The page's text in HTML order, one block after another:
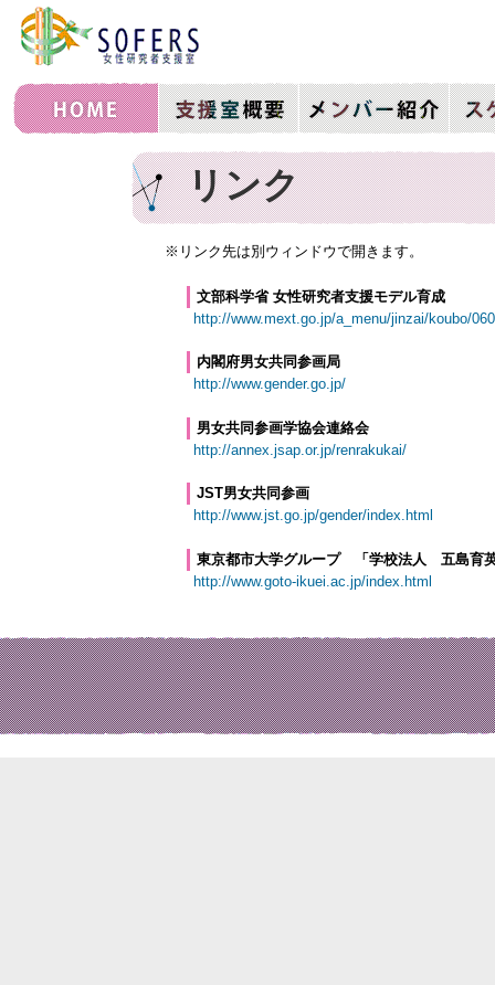
リンク
※リンク先は別ウィンドウで開きます。
文部科学省 女性研究者支援モデル育成
http://www.mext.go.jp/a_menu/jinzai/koubo/
内閣府男女共同参画局
http://www.gender.go.jp/
男女共同参画学協会連絡会
http://annex.jsap.or.jp/renrakukai/
JST男女共同参画
http://www.jst.go.jp/gender/index.html
東京都市大学グループ 「学校法人 五島育
http://www.goto-ikuei.ac.jp/index.html